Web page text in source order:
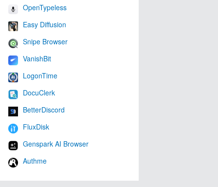
OpenTypeless
Easy Diffusion
Snipe Browser
VanishBit
LogonTime
DocuClerk
BetterDiscord
FluxDisk
Genspark AI Browser
Authme